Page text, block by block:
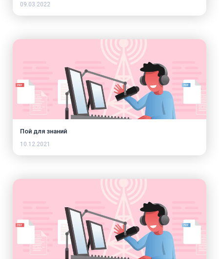
09.03.2022
Пой для знаний
10.12.2021